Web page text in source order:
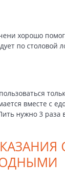
хорошо
по столовой
вместе с
нужно 3 раза